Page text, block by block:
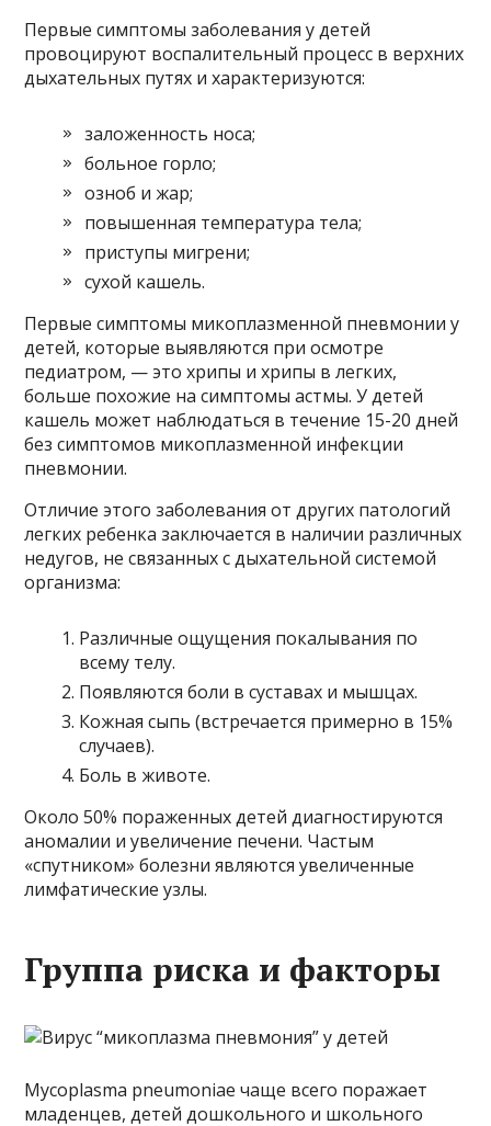
Первые симптомы заболевания у детей
провоцируют воспалительный процесс в верхних
дыхательных путях и характеризуются:
заложенность носа;
больное горло;
озноб и жар;
повышенная температура тела;
приступы мигрени;
сухой кашель.
Первые симптомы микоплазменной пневмонии у
детей, которые выявляются при осмотре
педиатром, — это хрипы и хрипы в легких,
больше похожие на симптомы астмы. У детей
кашель может наблюдаться в течение 15-20 дней
без симптомов микоплазменной инфекции
пневмонии.
Отличие этого заболевания от других патологий
легких ребенка заключается в наличии различных
недугов, не связанных с дыхательной системой
организма:
Различные ощущения покалывания по
всему телу.
Появляются боли в суставах и мышцах.
Кожная сыпь (встречается примерно в 15%
случаев).
Боль в животе.
Около 50% пораженных детей диагностируются
аномалии и увеличение печени. Частым
«спутником» болезни являются увеличенные
лимфатические узлы.
Группа риска и факторы
Mycoplasma pneumoniae чаще всего поражает
младенцев, детей дошкольного и школьного